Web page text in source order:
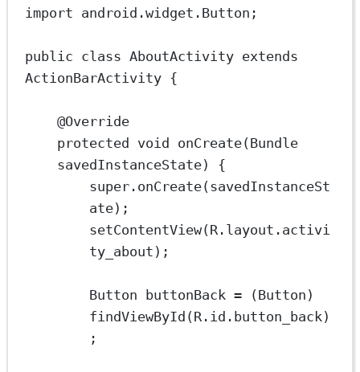
import android.widget.Button;
public class AboutActivity extends
ActionBarActivity {
@Override
protected void onCreate
savedInstanceState) {
super . onCreate(savedInstanceSt
ate);
setContentView(R.layout.activi
ty_about);
Button buttonBack =
findViewById (R.id.button_back)
;